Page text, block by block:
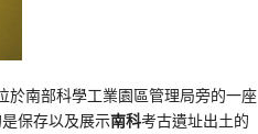
於南部科學工業園區管理局旁的一座
保存以及展示南科考古遺址出土的